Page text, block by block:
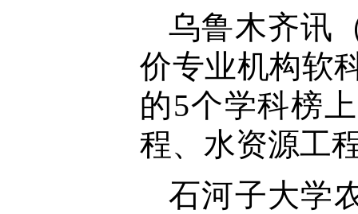
乌鲁木齐讯
价专业机构软
的5个学科榜
程、水资源工
石河子大学